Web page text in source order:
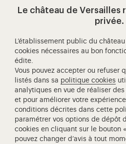
Visitez notre
Visitez
Visitez
L'Opéra royal de Versailles
Centre de recherche du château de
Centre de Musique Baroque de
Réseau des Résidences Royales
Société des Amis de Versailles
Le château de
privée.
L’établissement public du
cookies nécessaires au bon
édite.
Vous pouvez accepter ou refuser
listés dans sa politique cookies
analytiques en vue de réaliser
et pour améliorer votre
conditions décrites dans cette
paramétrer vos options de dépôt
cookies en cliquant sur le bouton
pouvez changer d’avis à tout